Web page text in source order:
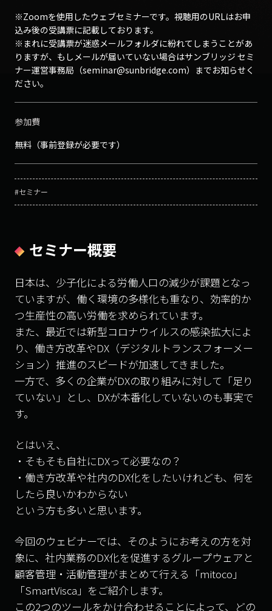
※Zoomを使用したウェブセミナーです。視聴用のURLはお申
込み後の受講票に記載しております。
※まれに受講票が迷惑メールフォルダに紛れてしまうことがあ
りますが、もしメールが届いていない場合はサンブリッジ セミ
ナー運営事務局（seminar@sunbridge.com）までお知らせく
ださい。
参加費
無料（事前登録が必要です）
#セミナー
セミナー概要
日本は、少子化による労働人口の減少が課題となっ
ていますが、働く環境の多様化も重なり、効率的か
つ生産性の高い労働を求められています。
また、最近では新型コロナウイルスの感染拡大によ
り、働き方改革やDX（デジタルトランスフォーメー
ション）推進のスピードが加速してきました。
一方で、多くの企業がDXの取り組みに対して「足り
ていない」とし、DXが本番化していないのも事実で
す。
とはいえ、
・そもそも自社にDXって必要なの？
・働き方改革や社内のDX化をしたいけれども、何を
したら良いかわからない
という方も多いと思います。
今回のウェビナーでは、そのようにお考えの方を対
象に、社内業務のDX化を促進するグループウェアと
顧客管理・活動管理がまとめて行える「mitoco」
「SmartVisca」をご紹介します。
この2つのツールをかけ合わせることによって、どの